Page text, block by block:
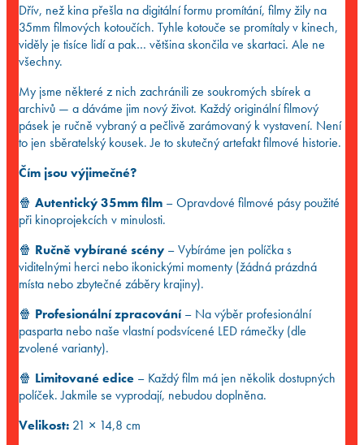
Dřív, než kina přešla na digitální formu promítání, filmy žily na
35mm filmových kotoučích. Tyhle kotouče se promítaly v kinech,
viděly je tisíce lidí a pak… většina skončila ve skartaci. Ale ne
všechny.
My jsme některé z nich zachránili ze soukromých sbírek a
archivů — a dáváme jim nový život. Každý originální filmový
pásek je ručně vybraný a pečlivě zarámovaný k vystavení. Není
to jen sběratelský kousek. Je to skutečný artefakt filmové historie.
Čím jsou výjimečné?
🍿 Autentický 35mm film – Opravdové filmové pásy použité
při kinoprojekcích v minulosti.
🍿 Ručně vybírané scény – Vybíráme jen políčka s
viditelnými herci nebo ikonickými momenty (žádná prázdná
místa nebo zbytečné záběry krajiny).
🍿 Profesionální zpracování – Na výběr profesionální
pasparta nebo naše vlastní podsvícené LED rámečky (dle
zvolené varianty).
🍿 Limitované edice – Každý film má jen několik dostupných
políček. Jakmile se vyprodají, nebudou doplněna.
Velikost: 21 × 14,8 cm